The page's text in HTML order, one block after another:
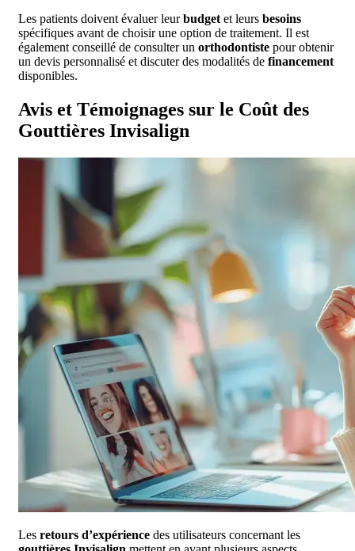
Les patients doivent évaluer leurbudget et leurs besoins
spécifiques avant de choisir une option de traitement. Il est
également conseillé de consulter un orthodontiste pour obtenir
un devis personnalisé et discuter des modalités de financement
disponibles.
Avis et Témoignages sur le Coût des
Gouttières Invisalign
Les retours d’expérience des utilisateurs concernant les